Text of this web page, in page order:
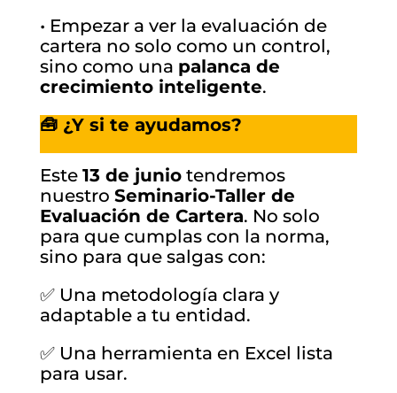
• Empezar a ver la evaluación de
cartera no solo como un control,
sino como una palanca de
crecimiento inteligente.
🧰 ¿Y si te ayudamos?
Este 13 de juniotendremos
nuestro Seminario-Taller de
Evaluación de Cartera. No solo
para que cumplas con la norma,
sino para que salgas con:
✅ Una metodología clara y
adaptable a tu entidad.
✅ Una herramienta en Excel lista
para usar.